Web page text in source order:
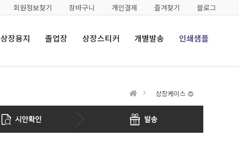
회원정보찾기 장바구니 개인결제 즐겨찾기 블로그
상장용지 졸업장 상장스티커 개별발송 인쇄샘플
상장케이스